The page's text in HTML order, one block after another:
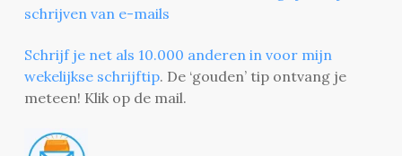
schrijven van e-mails
Schrijf je net als 10.000 anderen in voor mijn
wekelijkse schrijftip. De ‘gouden’ tip ontvang je
meteen! Klik op de mail.